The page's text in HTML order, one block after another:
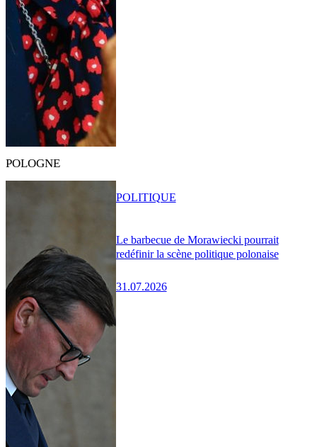
POLOGNE
Le barbecue de Morawiecki pourrait
redéfinir la scène politique polonaise
31.07.2026
POLITIQUE